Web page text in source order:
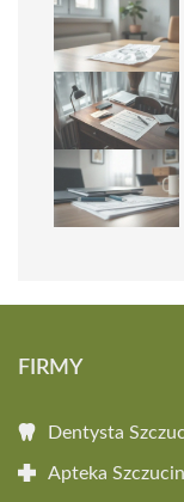
FIRMY
Dentysta
Apteka Szczucin